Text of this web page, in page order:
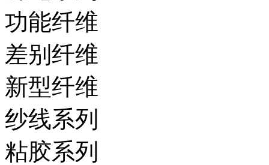
功能纤维
差别纤维
新型纤维
纱线系列
粘胶系列